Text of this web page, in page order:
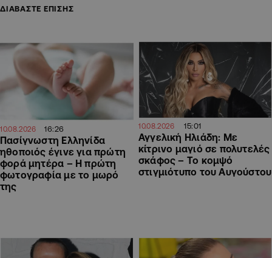
ΔΙΑΒΑΣΤΕ ΕΠΙΣΗΣ
10.08.2026 16:26
Πασίγνωστη Ελληνίδα
ηθοποιός έγινε για πρώτη
φορά μητέρα – Η πρώτη
φωτογραφία με το μωρό
της
10.08.2026 15:01
Αγγελική Ηλιάδη: Με
κίτρινο μαγιό σε πολυτελές
σκάφος – Το κομψό
στιγμιότυπο του Αυγούστου